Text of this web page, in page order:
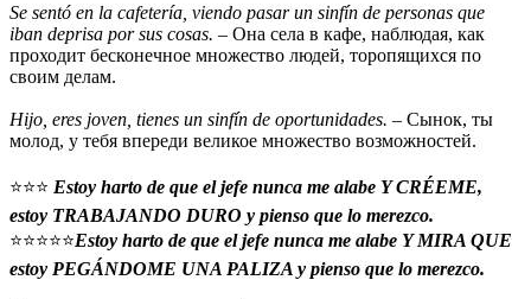
Se sentó en la cafetería, viendo pasar un sinfín de personas que
iban deprisa por sus cosas. – Она села в кафе, наблюдая, как
проходит бесконечное множество людей, торопящихся по
своим делам.
Hijo, eres joven, tienes un sinfín de oportunidades. – Сынок, ты
молод, у тебя впереди великое множество возможностей.
⭐⭐⭐ Estoy harto de que el jefe nunca me alabe Y CRÉEME,
estoy TRABAJANDO DURO y pienso que lo merezco.
⭐⭐⭐⭐⭐Estoy harto de que el jefe nunca me alabe Y MIRA QUE
estoy PEGÁNDOME UNA PALIZA y pienso que lo merezco.